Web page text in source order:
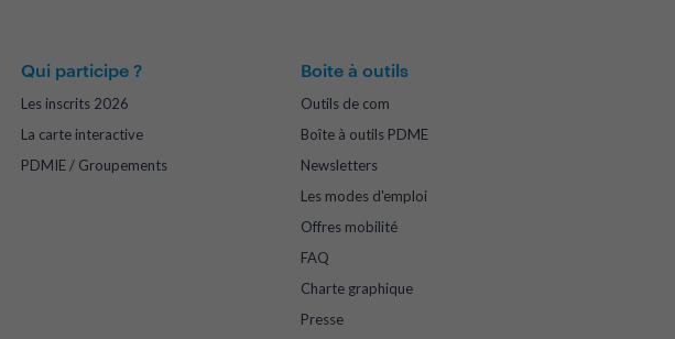
Qui participe ?
Les inscrits 2026
La carte interactive
PDMIE / Groupements
Boite à outils
Outils de com
Boîte à outils PDME
Newsletters
Les modes d'emploi
Offres mobilité
FAQ
Charte graphique
Presse